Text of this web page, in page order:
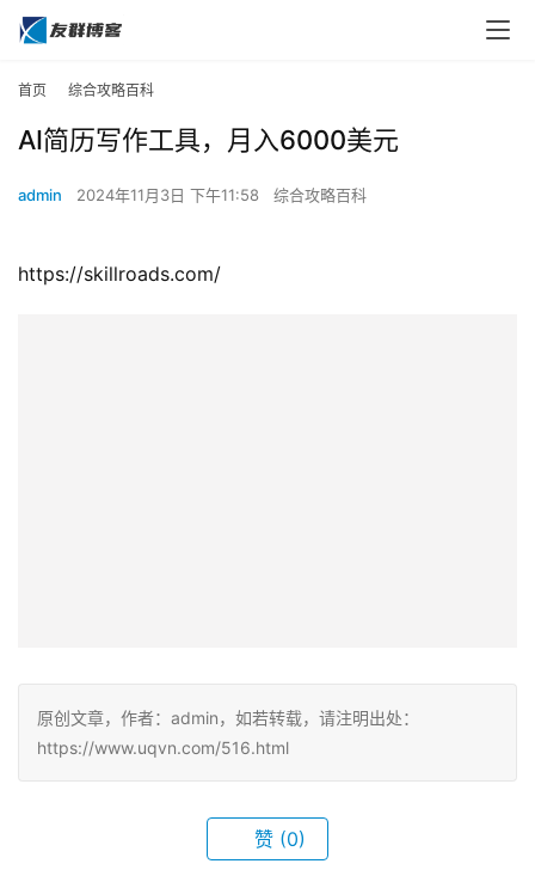
首页 综合攻略百科
AI简历写作工具，月入6000美元
admin 2024年11月3日 下午11:58 综合攻略百科
https://skillroads.com/
原创文章，作者：admin，如若转载，请注明出处：
https://www.uqvn.com/516.html
赞 (0)